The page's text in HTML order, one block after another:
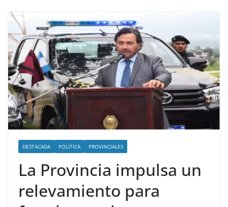
DESTACADA POLÍTICA PROVINCIALES
La Provincia impulsa un
relevamiento para